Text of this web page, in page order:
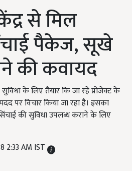
केंद्र से मिल
पैकेज, सूखे
की कवायद
सुविधा के लिए तैयार कि जा रहे प्रोजेक्ट के
पर विचार किया जा रहा है। इसका
की सुविधा उपलब्ध कराने के लिए
2:33 AM IST